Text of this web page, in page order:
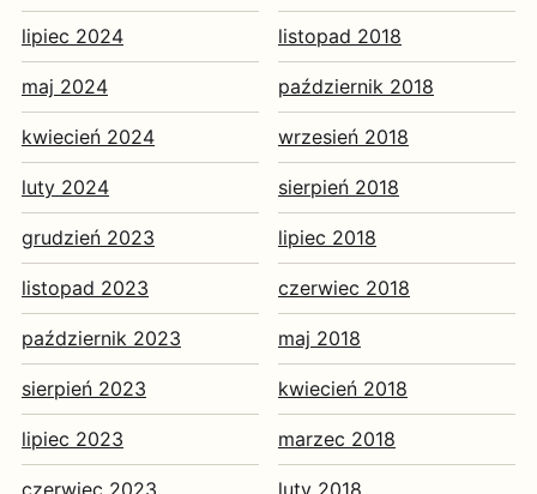
lipiec 2024
maj 2024
kwiecień 2024
luty 2024
grudzień 2023
listopad 2023
październik 2023
sierpień 2023
lipiec 2023
listopad 2018
październik 2018
wrzesień 2018
sierpień 2018
lipiec 2018
czerwiec 2018
maj 2018
kwiecień 2018
marzec 2018